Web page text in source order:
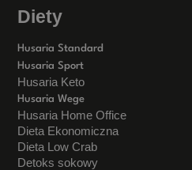
Diety
Husaria Standard
Husaria Sport
Husaria Keto
Husaria Wege
Husaria Home Office
Dieta Ekonomiczna
Dieta Low Crab
Detoks sokowy